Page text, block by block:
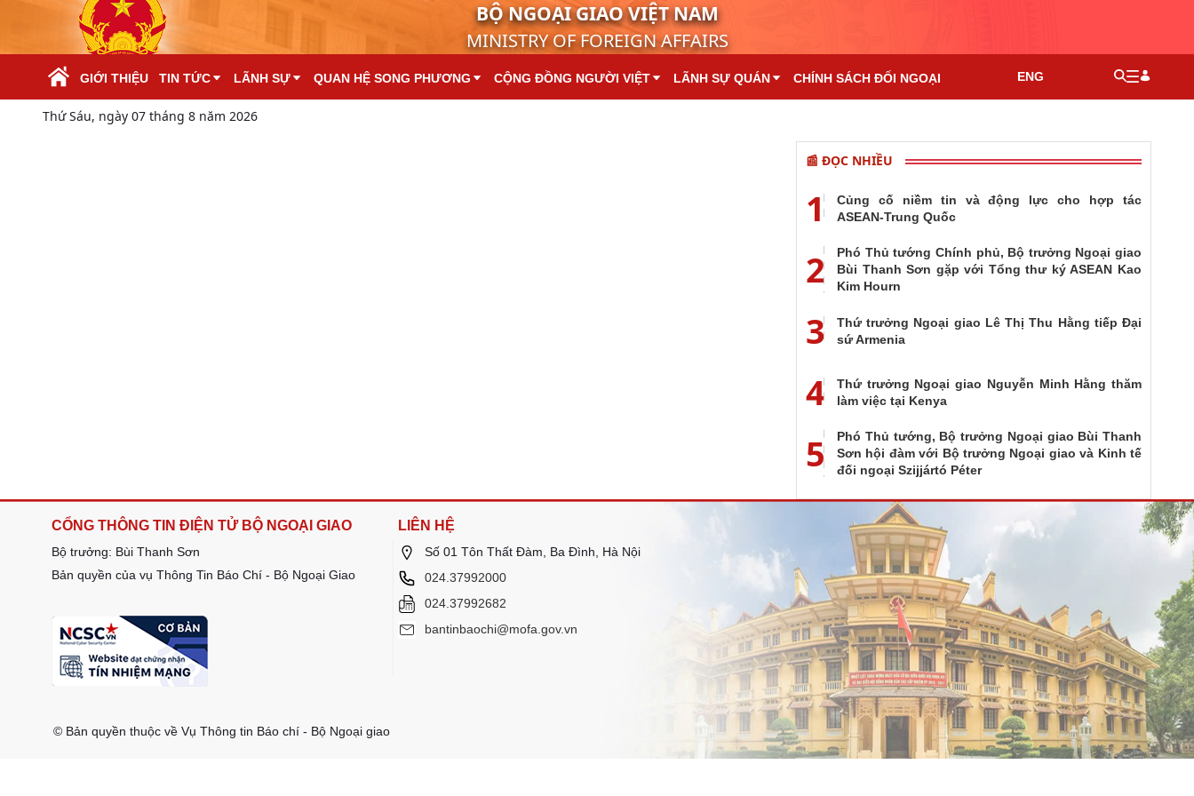
Skip to Main Content BỘ NGOẠI GIAO VIỆT NAM
MINISTRY OF FOREIGN AFFAIRS
GIỚI THIỆU TIN TỨC LÃNH SỰ QUAN HỆ SONG PHƯƠNG CỘNG ĐỒNG NGƯỜI VIỆT LÃNH SỰ QUÁN CHÍNH SÁCH ĐỐI NGOẠI ENG
Thứ Sáu, ngày 07 tháng 8 năm 2026
📰 ĐỌC NHIỀU
1
Củng cố niềm tin và động lực cho hợp tác
ASEAN-Trung Quốc
2
Phó Thủ tướng Chính phủ, Bộ trưởng Ngoại giao
Bùi Thanh Sơn gặp với Tổng thư ký ASEAN Kao
Kim Hourn
3
Thứ trưởng Ngoại giao Lê Thị Thu Hằng tiếp Đại
sứ Armenia
4
Thứ trưởng Ngoại giao Nguyễn Minh Hằng thăm
làm việc tại Kenya
5
Phó Thủ tướng, Bộ trưởng Ngoại giao Bùi Thanh
Sơn hội đàm với Bộ trưởng Ngoại giao và Kinh tế
đối ngoại Szijjártó Péter
CỔNG THÔNG TIN ĐIỆN TỬ BỘ NGOẠI GIAO
Bộ trưởng: Bùi Thanh Sơn
Bản quyền của vụ Thông Tin Báo Chí - Bộ Ngoại Giao
LIÊN HỆ
Số 01 Tôn Thất Đàm, Ba Đình, Hà Nội
024.37992000
024.37992682
bantinbaochi@mofa.gov.vn
© Bản quyền thuộc về Vụ Thông tin Báo chí - Bộ Ngoại giao